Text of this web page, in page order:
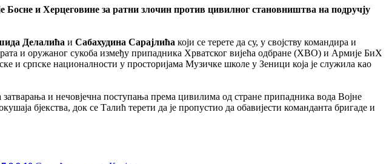
и Херцеговине за ратни злочин против цивилног становништва на подручју
Делалића и Сабахудина Сарајлића који се терете да су, у својству командира и
и оружаног сукоба између припадника Хрватског вијећа одбране (ХВО) и Армије БиХ
и српске националности у просторијама Музичке школе у Зеници која је служила као
затварања и нечовјечна поступања према цивилима од стране припадника вода Војне
бјекства, док се Талић терети да је пропустио да обавијести команданта бригаде и